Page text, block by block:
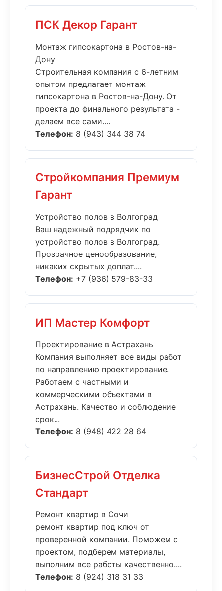
ПСК Декор Гарант
Монтаж гипсокартона в Ростов-на-
Дону
Строительная компания с 6-летним
опытом предлагает монтаж
гипсокартона в Ростов-на-Дону. От
проекта до финального результата -
делаем все сами....
Телефон: 8 (943) 344 38 74
Стройкомпания Премиум
Гарант
Устройство полов в Волгоград
Ваш надежный подрядчик по
устройство полов в Волгоград.
Прозрачное ценообразование,
никаких скрытых доплат....
Телефон: +7 (936) 579-83-33
ИП Мастер Комфорт
Проектирование в Астрахань
Компания выполняет все виды работ
по направлению проектирование.
Работаем с частными и
коммерческими объектами в
Астрахань. Качество и соблюдение
срок...
Телефон: 8 (948) 422 28 64
БизнесСтрой Отделка
Стандарт
Ремонт квартир в Сочи
ремонт квартир под ключ от
проверенной компании. Поможем с
проектом, подберем материалы,
выполним все работы качественно....
Телефон: 8 (924) 318 31 33